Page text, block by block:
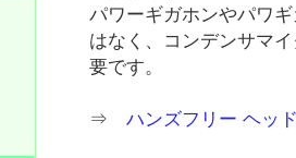
パワーギガホンやパワ
はなく、コンデンサマ
要です。
⇒ハンズフリー ヘッ